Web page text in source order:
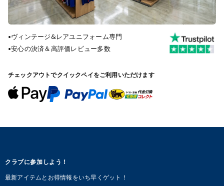
•ヴィンテージ&レアユニフォーム専門
•安心の決済＆高評価レビュー多数
チェックアウトでクイックペイをご利用いただけます
クラブに参加しよう！
最新アイテムとお得情報をいち早くゲット！